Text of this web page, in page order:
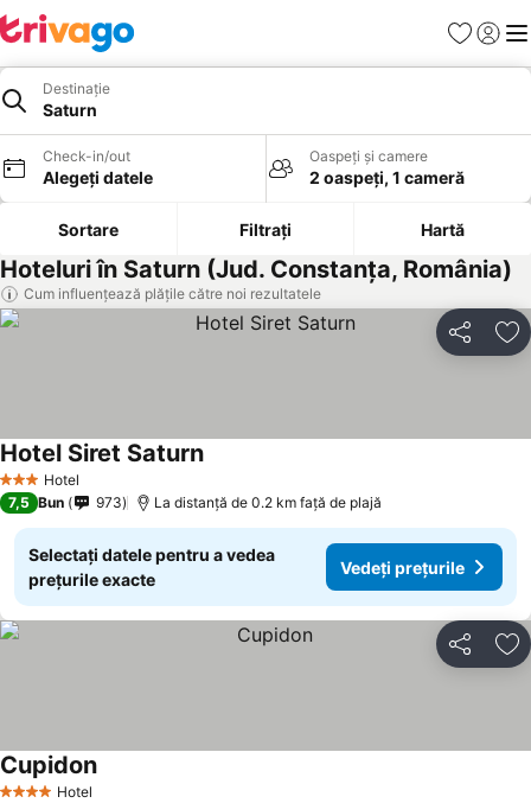
Favorite
Destinație
Saturn
Check-in/out
Alegeți datele
Oaspeți și camere
2 oaspeți, 1 cameră
Sortare Filtrați Hartă
Hoteluri în Saturn (Jud. Constanţa, România)
Cum influențează plățile către noi rezultatele
Distribuiți
3 SteleHotel
Hotel Siret Saturn
7,5 Bun 973 La distanță de 0.2 km față de plajă
Selectați datele pentru a vedea
prețurile exacte
Vedeți prețurile
Distribuiți
4 Stele Hotel
Cupidon